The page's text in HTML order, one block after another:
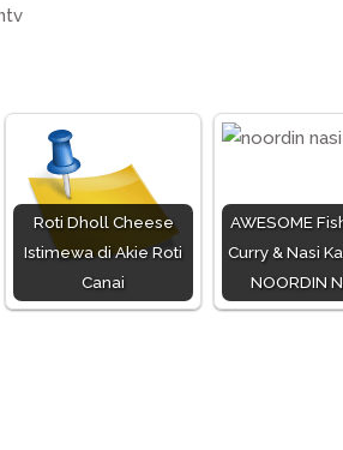
Roti Dholl Cheese
Istimewa di Akie Roti
Canai
AWESOME
Curry & Nasi
NOORDIN